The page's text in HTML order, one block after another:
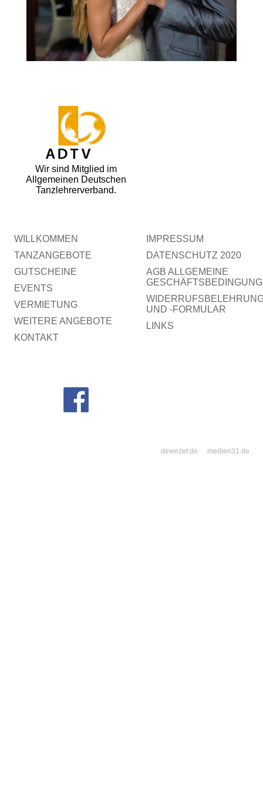
Wir sind Mitglied im
Allgemeinen Deutschen
Tanzlehrerverband.
WILLKOMMEN
TANZANGEBOTE
GUTSCHEINE
EVENTS
VERMIETUNG
WEITERE ANGEBOTE
KONTAKT
IMPRESSUM
DATENSCHUTZ 2020
AGB ALLGEMEINE
UND -FORMULAR
LINKS
medien31.de
dewezet.de